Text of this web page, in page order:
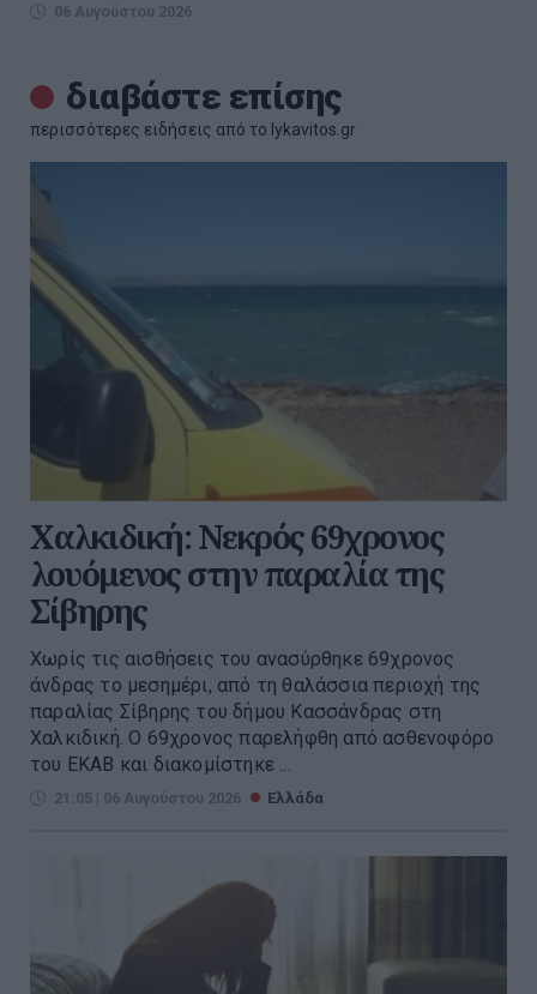
06 Αυγούστου 2026
διαβάστε επίσης
περισσότερες ειδήσεις από το lykavitos.gr
Χαλκιδική: Νεκρός 69χρονος
λουόμενος στην παραλία της
Σίβηρης
Χωρίς τις αισθήσεις του ανασύρθηκε 69χρονος
άνδρας το μεσημέρι, από τη θαλάσσια περιοχή της
παραλίας Σίβηρης του δήμου Κασσάνδρας στη
Χαλκιδική. Ο 69χρονος παρελήφθη από ασθενοφόρο
του ΕΚΑΒ και διακομίστηκε ...
21:05 | 06 Αυγούστου 2026 Ελλάδα